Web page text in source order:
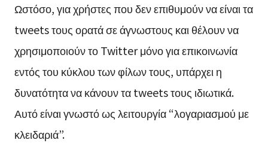
Ωστόσο, για χρήστες που δεν επιθυμούν να είναι τα
tweets τους ορατά σε άγνωστους και θέλουν να
χρησιμοποιούν το Twitter μόνο για επικοινωνία
εντός του κύκλου των φίλων τους, υπάρχει η
δυνατότητα να κάνουν τα tweets τους ιδιωτικά.
Αυτό είναι γνωστό ως λειτουργία “λογαριασμού με
κλειδαριά”.